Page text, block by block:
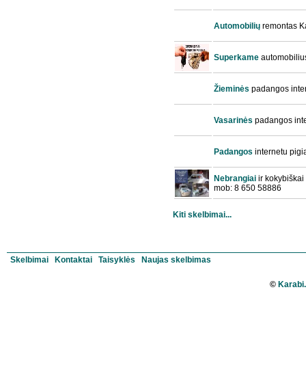
Automobilių remontas
Superkame
Žieminės padangos
Vasarinės padangos
Padangos internetu
Nebrangiai ir
mob: 8 650 58886
Kiti skelbimai...
Skelbimai Kontaktai Taisyklės Naujas skelbimas
©